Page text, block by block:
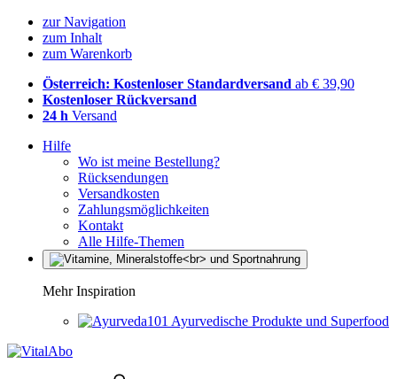
zur Navigation
zum Inhalt
zum Warenkorb
Österreich: Kostenloser Standardversand ab € 39,90
Kostenloser Rückversand
24 h Versand
Hilfe
Wo ist meine Bestellung?
Rücksendungen
Versandkosten
Zahlungsmöglichkeiten
Kontakt
Alle Hilfe-Themen
Mehr Inspiration
Ayurvedische Produkte und Superfood